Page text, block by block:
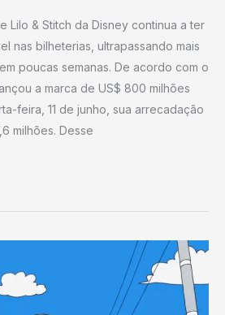
Lilo & Stitch da Disney continua a ter
nas bilheterias, ultrapassando mais
poucas semanas. De acordo com o
a marca de US$ 800 milhões
feira, 11 de junho, sua arrecadação
milhões. Desse